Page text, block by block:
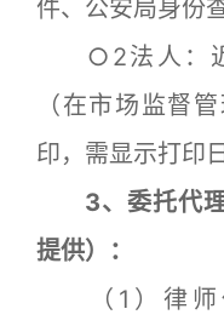
件、公安局身份
○2法人：近
（在市场监督
印，需显示打印
3、委托代理
提供）：
（1）律师